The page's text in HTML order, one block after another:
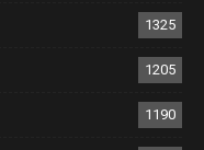
1325
1205
1190